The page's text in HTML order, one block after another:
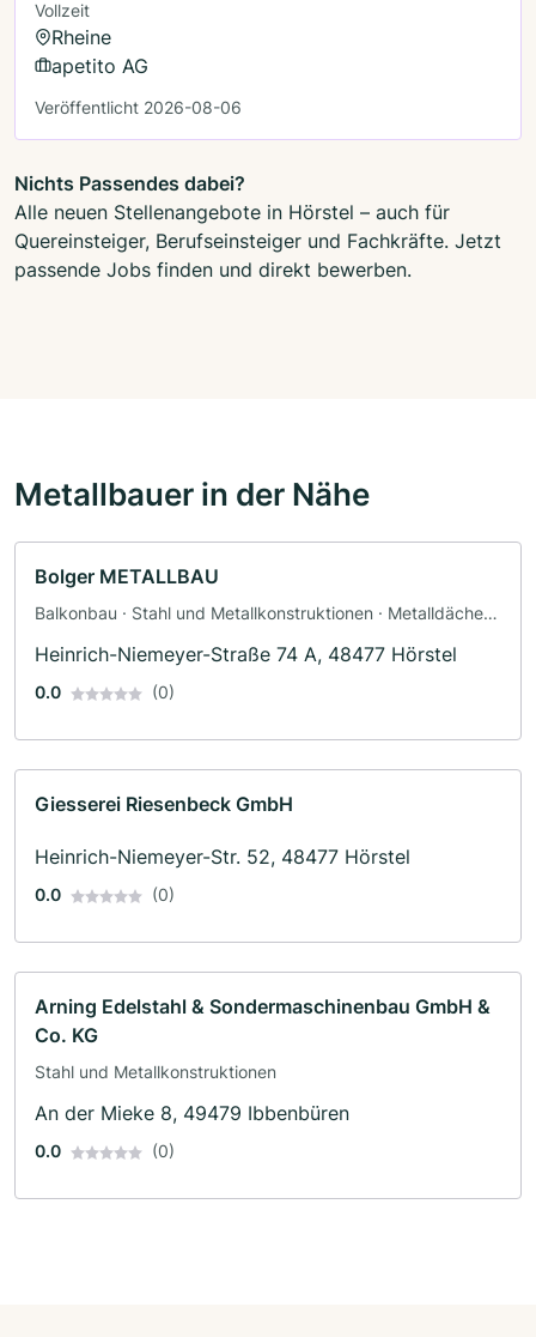
Vollzeit
Rheine
apetito AG
Veröffentlicht 2026-08-06
Nichts Passendes dabei?
Alle neuen Stellenangebote in Hörstel – auch für
Quereinsteiger, Berufseinsteiger und Fachkräfte. Jetzt
passende Jobs finden und direkt bewerben.
Metallbauer in der Nähe
Bolger METALLBAU
Balkonbau · Stahl und Metallkonstruktionen · Metalldächer ·
Heinrich-Niemeyer-Straße 74 A, 48477 Hörstel
0.0 (0)
Giesserei Riesenbeck GmbH
Heinrich-Niemeyer-Str. 52, 48477 Hörstel
0.0 (0)
Arning Edelstahl & Sondermaschinenbau GmbH &
Co. KG
Stahl und Metallkonstruktionen
An der Mieke 8, 49479 Ibbenbüren
0.0 (0)